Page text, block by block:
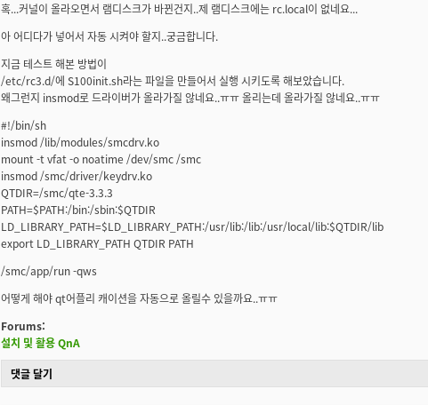
혹...커널이 올라오면서 램디스크가 바뀐건지..제 램디스크에는 rc.local이 없네요...
아 어디다가 넣어서 자동 시켜야 할지..궁금합니다.
지금 테스트 해본 방법이
/etc/rc3.d/에 S100init.sh라는 파일을 만들어서 실행 시키도록 해보았습니다.
왜그런지 insmod로 드라이버가 올라가질 않네요..ㅠㅠ 올리는데 올라가질 않네요..ㅠㅠ
#!/bin/sh
insmod /lib/modules/smcdrv.ko
mount -t vfat -o noatime /dev/smc /smc
insmod /smc/driver/keydrv.ko
QTDIR=/smc/qte-3.3.3
PATH=$PATH:/bin:/sbin:$QTDIR
LD_LIBRARY_PATH=$LD_LIBRARY_PATH:/usr/lib:/lib:/usr/local/lib:$QTDIR/lib
export LD_LIBRARY_PATH QTDIR PATH
/smc/app/run -qws
어떻게 해야 qt어플리 캐이션을 자동으로 올릴수 있을까요..ㅠㅠ
Forums:
설치 및 활용 QnA
댓글 달기